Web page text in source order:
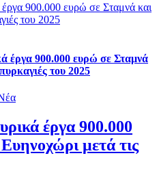
έργα 900.000 ευρώ σε Σταμνά και
του 2025
έργα 900.000 ευρώ σε Σταμνά
του 2025
έργα 900.000
μετά τις